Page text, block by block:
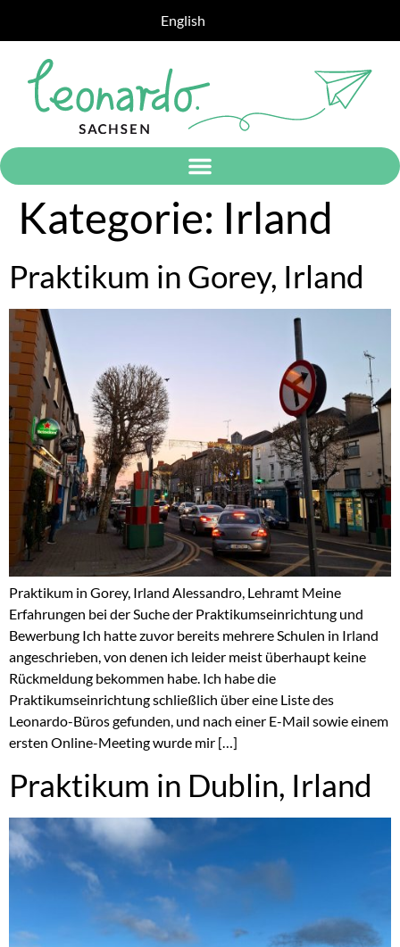
English
Kategorie: Irland
Praktikum in Gorey, Irland
Praktikum in Gorey, Irland Alessandro, Lehramt Meine
Erfahrungen bei der Suche der Praktikumseinrichtung und
Bewerbung Ich hatte zuvor bereits mehrere Schulen in Irland
angeschrieben, von denen ich leider meist überhaupt keine
Rückmeldung bekommen habe. Ich habe die
Praktikumseinrichtung schließlich über eine Liste des
Leonardo-Büros gefunden, und nach einer E-Mail sowie einem
ersten Online-Meeting wurde mir […]
Praktikum in Dublin, Irland